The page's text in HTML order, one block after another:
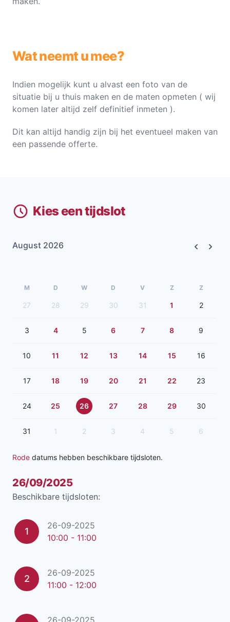
Wat neemt u mee?
Indien mogelijk kunt u alvast een foto van de
situatie bij u thuis maken en de maten opmeten ( wij
komen later altijd zelf definitief inmeten ).
Dit kan altijd handig zijn bij het eventueel maken van
een passende offerte.
Kies een tijdslot
August 2026
M D W D V Z Z
27 28 29 30 31 1 2
3 4 5 6 7 8 9
10 11 12 13 14 15 16
17 18 19 20 21 22 23
24 25 26 27 28 29 30
31 1 2 3 4 5 6
Rode datums hebben beschikbare tijdsloten.
26/09/2025
Beschikbare tijdsloten:
1
26-09-2025
10:00 - 11:00
2
26-09-2025
11:00 - 12:00
26-09-2025